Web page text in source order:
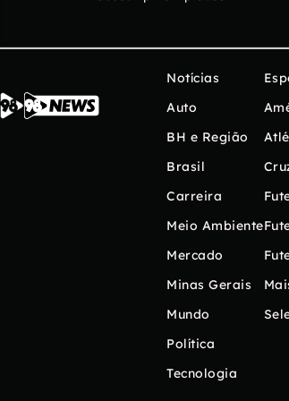
Notícias
Auto
BH e Região
Brasil
Carreira
Meio Ambiente
Mercado
Minas Gerais
Mundo
Política
Tecnologia